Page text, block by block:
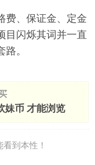
费、保证金、定金
目闪烁其词并一直
。
妹币 才能浏览
到本性！